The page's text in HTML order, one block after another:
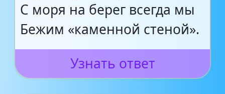
С моря на берег всегда мы
Бежим «каменной стеной».
Узнать ответ